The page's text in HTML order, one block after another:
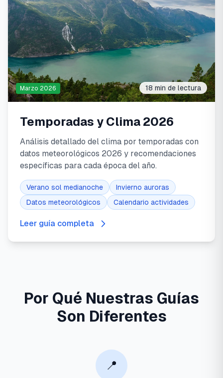
18 min de lectura
Marzo 2026
Temporadas y Clima 2026
Análisis detallado del clima por temporadas con
datos meteorológicos 2026 y recomendaciones
específicas para cada época del año.
Verano sol medianoche
Invierno auroras
Datos meteorológicos
Calendario actividades
Leer guía completa
Por Qué Nuestras Guías
Son Diferentes
📍